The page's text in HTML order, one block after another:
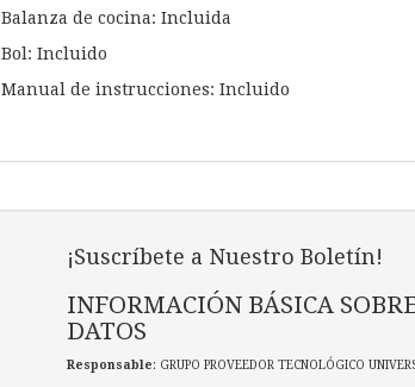
Balanza de cocina: Incluida
Bol: Incluido
Manual de instrucciones: Incluido
¡Suscríbete a Nuestro Boletín!
INFORMACIÓN BÁSICA
DATOS
Responsable: GRUPO PROVEEDOR TECNOLÓGICO